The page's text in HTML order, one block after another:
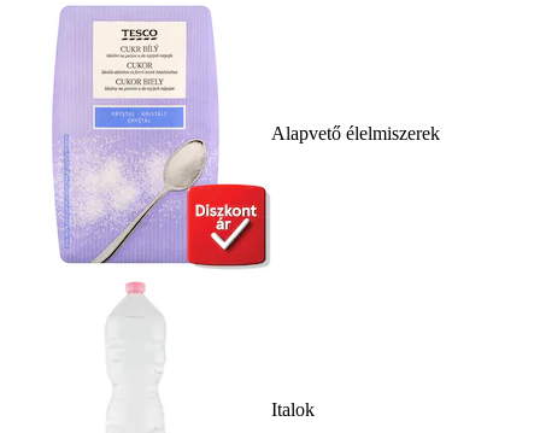
Alapvető élelmiszerek
Italok